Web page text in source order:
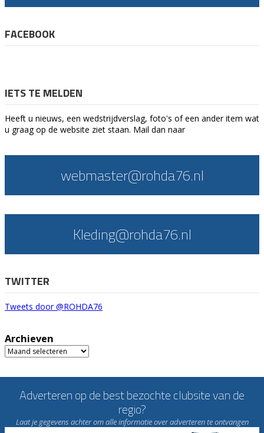
FACEBOOK
IETS TE MELDEN
Heeft u nieuws, een wedstrijdverslag, foto's of een ander item wat
u graag op de website ziet staan. Mail dan naar
webmaster@rohda76.nl
Kleding@rohda76.nl
TWITTER
Tweets door @ROHDA76
Archieven
Archieven
Adverteren op de best bezochte clubsite van de
regio?
Laat je gegevens achter om alle informatie over adverteren te ontvangen